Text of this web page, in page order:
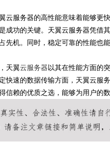
云服务器的高性能意味着能够更
成功的关键。天翼云服务器凭借
先机。同时，稳定可靠的性能也
天翼云服务器以其在性能方面的
快速的数据传输方面，天翼云服
信赖的优质之选，能够为用户的